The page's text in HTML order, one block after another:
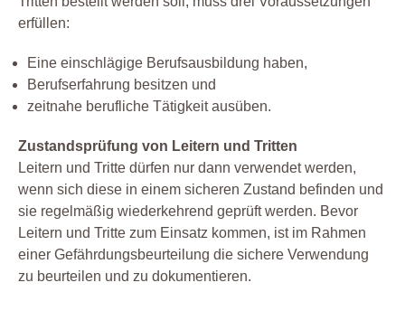
erfüllen:
Eine einschlägige Berufsausbildung haben,
Berufserfahrung besitzen und
zeitnahe berufliche Tätigkeit ausüben.
Zustandsprüfung von Leitern und Tritten
Leitern und Tritte dürfen nur dann verwendet werden,
wenn sich diese in einem sicheren Zustand befinden und
sie regelmäßig wiederkehrend geprüft werden. Bevor
Leitern und Tritte zum Einsatz kommen, ist im Rahmen
einer Gefährdungsbeurteilung die sichere Verwendung
zu beurteilen und zu dokumentieren.